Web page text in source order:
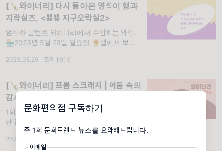
문화편의점 구독하기
이메일
[🍾와이너리] 다시 돌아온 영석이 형과
지락실즈, <뿅뿅 지구오락실2>
엄선한 콘텐츠 와이너리에서 수입하는 와인.
🏪2023년 5월 29일 월요일 🌻웹에서 보기
드립니다! 엄선한 콘텐츠 와이너리 컬렉션
2023.05.29 조회 1.91K
[🍾와이너리] 프롬 스크래치 | 어둠 속의
감시자 | 호기심의 방 | 영 로열스
1화만 보고 볼지 말지 결정 해드립니다~! 엄선
한 콘텐츠 와이너리 컬렉션. 🏪2022년 11월 7
일 월요일 🌻웹에서 보기 🌼구독하기 #14 🍷
와인 미리보기
2022.11.07